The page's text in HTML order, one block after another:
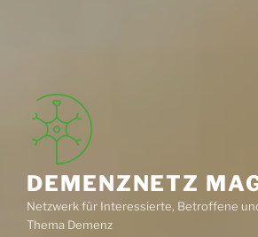
DEMENZNETZ
Netzwerk für Interessierte, Betroffene
Thema Demenz